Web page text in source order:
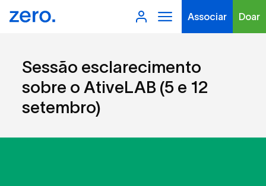
Associar Doar
Tipo de conteúdo
Sessão esclarecimento
sobre o AtiveLAB (5 e 12
setembro)